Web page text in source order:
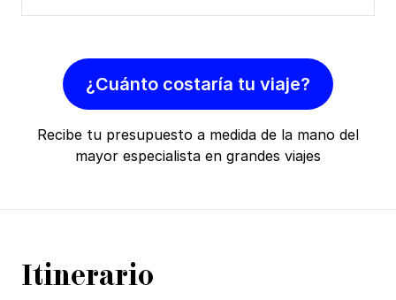
¿Cuánto costaría tu viaje?
Recibe tu presupuesto a medida de la mano del
mayor especialista en grandes viajes
Itinerario